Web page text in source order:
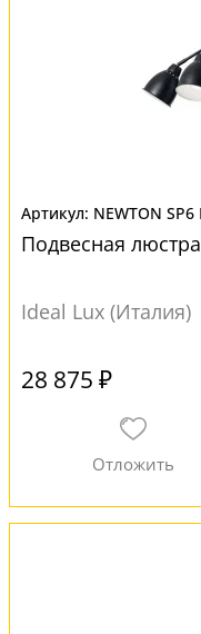
NEWTON SP6
Подвесная
Ideal Lux (Италия)
28 875 ₽